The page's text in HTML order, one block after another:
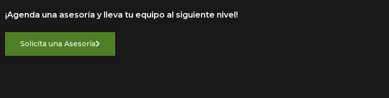
¡Agenda una asesoría y lleva tu equipo al siguiente nivel!
Solicita una Asesoría